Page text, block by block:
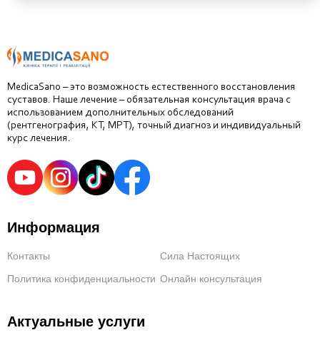
MedicaSano – это возможность естественного восстановления
суставов. Наше лечение – обязательная консультация врача с
использованием дополнительных обследований
(рентгенография, КТ, МРТ), точный диагноз и индивидуальный
курс лечения.
Информация
Контакты
Сила Настоящих
Политика конфиденциальности Онлайн консультация
Актуальные услуги